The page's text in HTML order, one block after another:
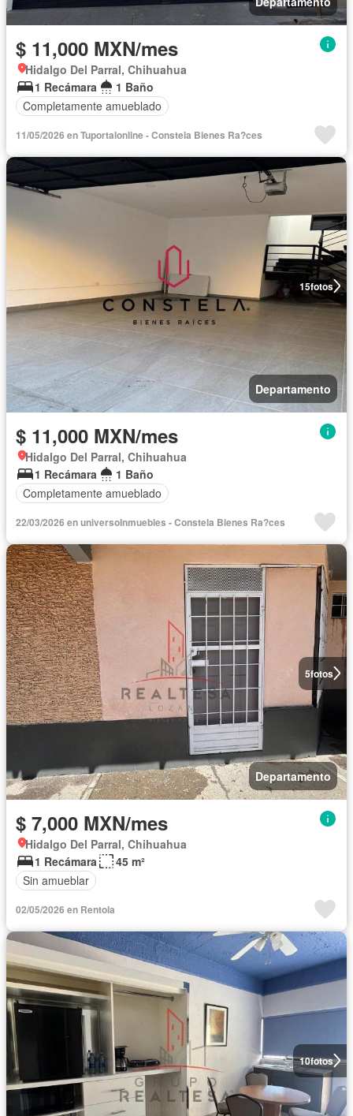
$ 11,000 MXN/mes
Hidalgo Del Parral, Chihuahua
1 Recámara
1 Baño
Completamente amueblado
11/05/2026 en Tuportalonline - Constela Bienes Ra?ces
15fotos
Departamento
$ 11,000 MXN/mes
Hidalgo Del Parral, Chihuahua
1 Recámara
1 Baño
Completamente amueblado
22/03/2026 en universoInmuebles - Constela Bienes Ra?ces
5fotos
Departamento
$ 7,000 MXN/mes
Hidalgo Del Parral, Chihuahua
1 Recámara
45 m²
Sin amueblar
02/05/2026 en Rentola
10fotos